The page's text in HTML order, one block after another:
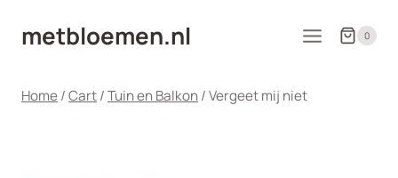
naarmetbloemen.nl 0
Home/Cart/Tuin en Balkon/Vergeet mij niet